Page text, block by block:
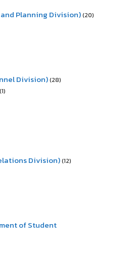
Planning Division)(20)
Division)(28)
(1)
Division)(12)
of Student